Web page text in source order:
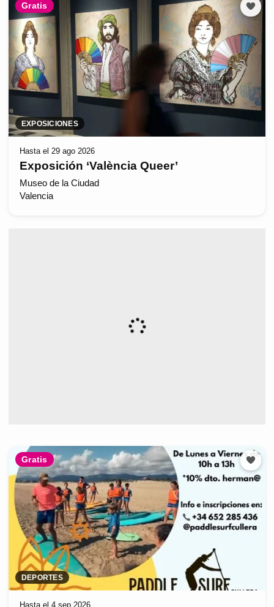
Gratis
EXPOSICIONES
Hasta el 29 ago 2026
Exposición ‘València Queer’
Museo de la Ciudad
Valencia
Gratis
DEPORTES
Hasta el 4 sep 2026